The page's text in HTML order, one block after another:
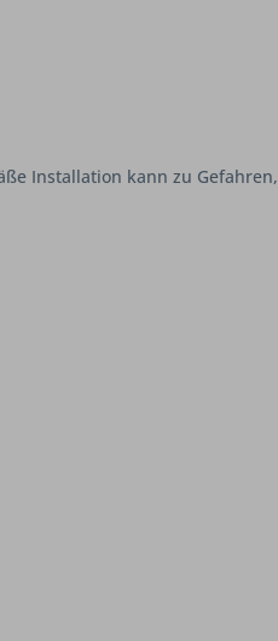
Installation kann zu Gefahren,